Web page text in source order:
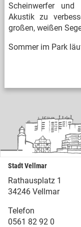
Scheinwerfer
Akustik zu
großen, weißen
Sommer im Park
Stadt Vellmar
Rathausplatz 1
34246 Vellmar
Telefon
0561 82 92 0